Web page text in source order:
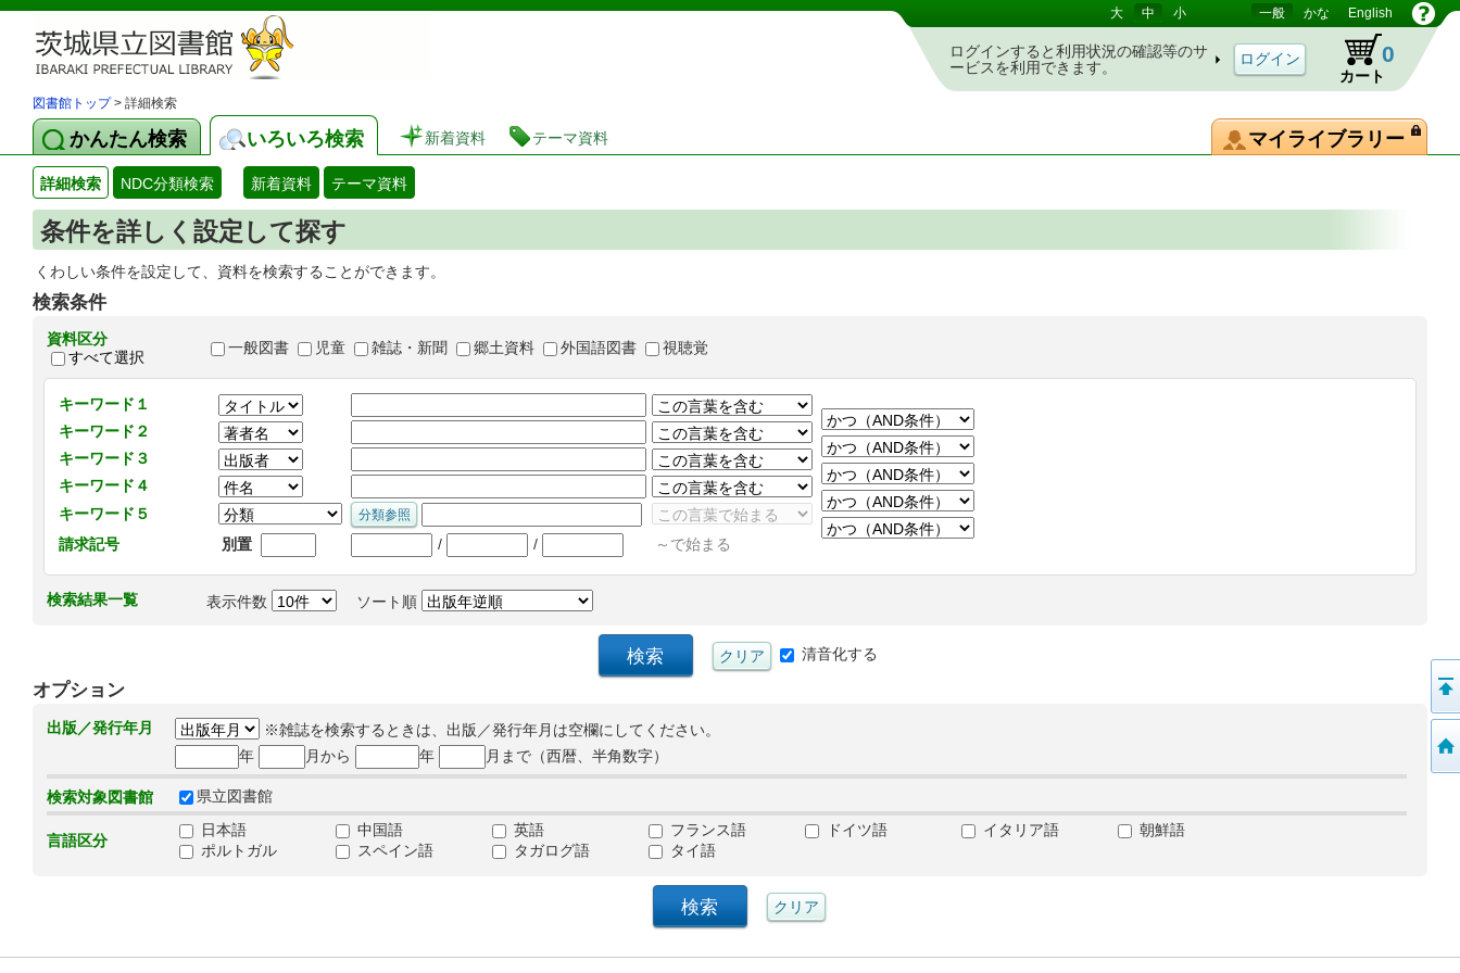
茨城県立図書館 蔵書検索・予約システム 大 中 小 一般 かな English
ログインすると利用状況の確認等のサ
ービスを利用できます。
カート
0
図書館トップ> 詳細検索
かんたん検索 いろいろ検索 新着資料 テーマ資料 マイライブラリー
詳細検索 NDC分類検索 新着資料 テーマ資料
条件を詳しく設定して探す
くわしい条件を設定して、資料を検索することができます。
検索条件
資料区分
すべて選択
一般図書 児童 雑誌・新聞 郷土資料 外国語図書 視聴覚
キーワード１
キーワード２
キーワード３
キーワード４
キーワード５
請求記号
別置 / / ～で始まる
検索結果一覧 表示件数 ソート順
清音化する
オプション
出版／発行年月
※雑誌を検索するときは、出版／発行年月は空欄にしてください。
年
月から 年 月まで（西暦、半角数字）
検索対象図書館 県立図書館
言語区分
日本語 中国語 英語 フランス語 ドイツ語 イタリア語
朝鮮語
ポルトガル
スペイン語 タガログ語 タイ語